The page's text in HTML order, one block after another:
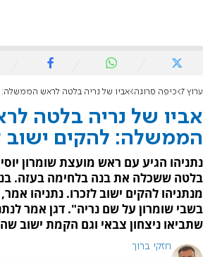
ערוץ 7 כיפה סרוגה אביו של נריה בלטה לראש הממשלה:
אביו של נריה בלטה
הממשלה: להקים ישוב
נתניהו הגיע עם ראש מועצת שומרון
בלטה ששכלה את בנה בלחימה בעזה.
מנתניהו להקים ישוב לזכרו. נתניהו
בשבי שומרון על שם נריה". דגן אמר
שתביאו ניצחון צבאי וגם הקמת ישוב
חזקי ברוך